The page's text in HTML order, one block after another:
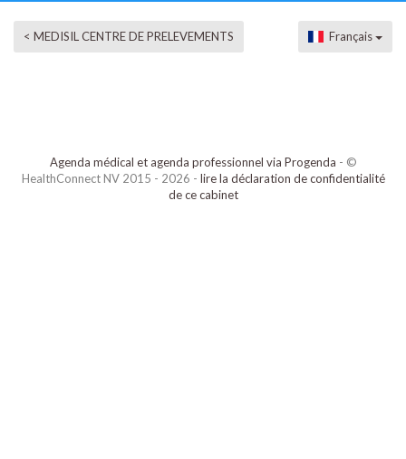
< MEDISIL CENTRE DE PRELEVEMENTS Français
Agenda médical et agenda professionnel via Progenda - ©
HealthConnect NV 2015 - 2026 - lire la déclaration de confidentialité
de ce cabinet